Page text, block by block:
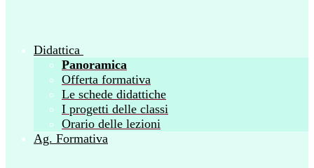
Didattica
Panoramica
Offerta formativa
Le schede didattiche
I progetti delle classi
Orario delle lezioni
Ag. Formativa